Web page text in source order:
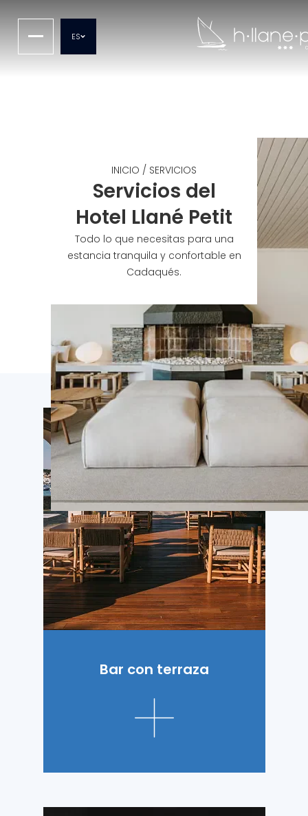
ES
INICIO / SERVICIOS
Servicios del
Hotel Llané Petit
Todo lo que necesitas para una
estancia tranquila y confortable en
Cadaqués.
Bar con terraza